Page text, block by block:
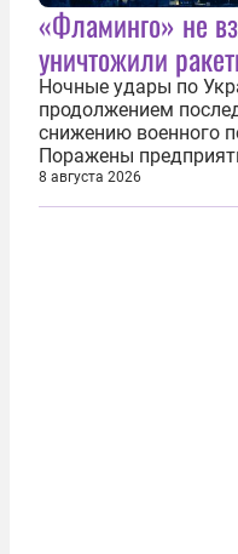
«Фламинго» не
уничтожили
Ночные удары по
продолжением
снижению военного
Поражены
крылатых ракет,
сухогруза с
8 августа 2026